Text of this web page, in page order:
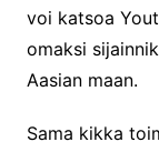
voi katsoa
omaksi
Aasian maan.
Sama kikka